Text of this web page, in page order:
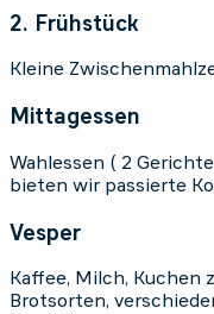
2. Frühstück
Kleine
Mittagessen
Wahlessen ( 2
bieten wir passierte
Vesper
Kaffee, Milch, Kuchen
Brotsorten,